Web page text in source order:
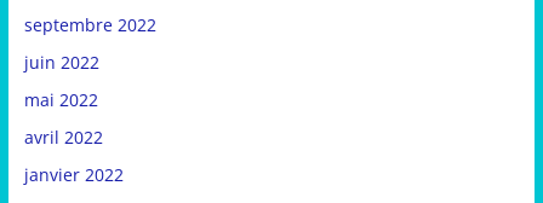
septembre 2022
juin 2022
mai 2022
avril 2022
janvier 2022